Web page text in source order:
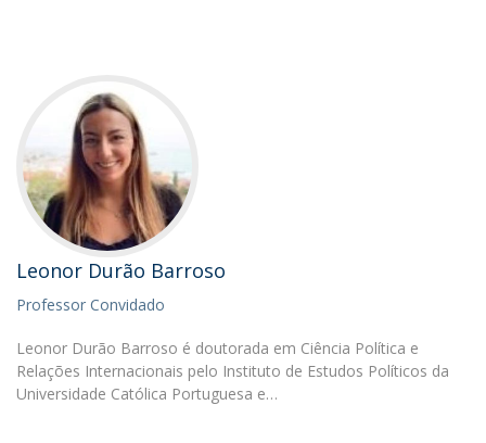
Leonor Durão Barroso
Professor Convidado
Leonor Durão Barroso é doutorada em Ciência Política e
Relações Internacionais pelo Instituto de Estudos Políticos da
Universidade Católica Portuguesa e…